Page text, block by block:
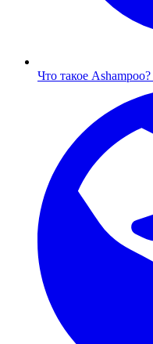
Что такое Ashampoo?